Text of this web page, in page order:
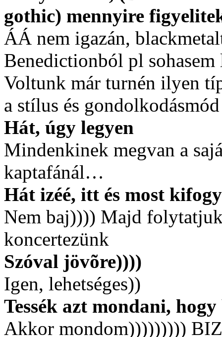
gothic) mennyire
ÁÁ nem igazán,
Benedictionból pl
Voltunk már turnén ilyen
a stílus és
Hát, úgy legyen
Mindenkinek megvan a
kaptafánál…
Hát izéé, itt és most
Nem baj)))) Majd
koncertezünk
Szóval jövõre))))
Igen, lehetséges))
Tessék azt mondani,
Akkor mondom)))))))))